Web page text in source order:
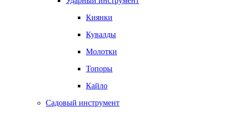
Киянки
Кувалды
Молотки
Топоры
Кайло
Садовый инструмент